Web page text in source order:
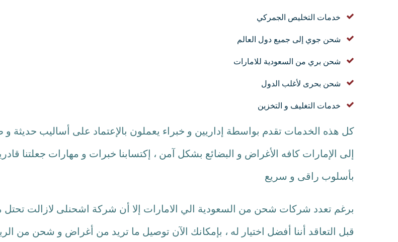
خدمات التخليص الجمركي
شحن جوي إلى جميع دول العالم
شحن بري من السعودية للامارات
شحن بحرى لأغلب الدول
خدمات التغليف و التخزين
كل هذه الخدمات تقدم بواسطة إداريين و خبراء يعملون بالإعتماد على أساليب
إلى الإمارات كافه الأغراض و البضائع بشكل آمن ، إكتسابنا خبرات و مهارات جعلتنا
بأسلوب راقى و سريع
برغم تعدد شركات شحن من السعودية الي الامارات إلا أن شركة اشحنلى لازالت تحتل